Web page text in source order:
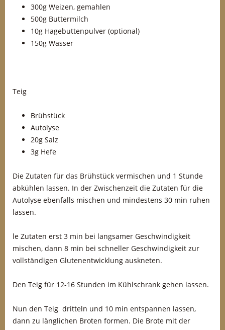
300g Weizen, gemahlen
500g Buttermilch
10g Hagebuttenpulver (optional)
150g Wasser
Teig
Brühstück
Autolyse
20g Salz
3g Hefe
Die Zutaten für das Brühstück vermischen und 1 Stunde
abkühlen lassen. In der Zwischenzeit die Zutaten für die
Autolyse ebenfalls mischen und mindestens 30 min ruhen
lassen.
le Zutaten erst 3 min bei langsamer Geschwindigkeit
mischen, dann 8 min bei schneller Geschwindigkeit zur
vollständigen Glutenentwicklung auskneten.
Den Teig für 12-16 Stunden im Kühlschrank gehen lassen.
Nun den Teig dritteln und 10 min entspannen lassen,
dann zu länglichen Broten formen. Die Brote mit der